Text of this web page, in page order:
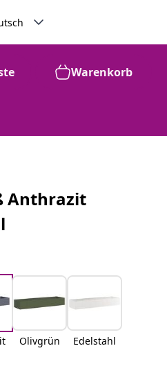
Warenkorb
Anthrazit
Olivgrün Edelstahl